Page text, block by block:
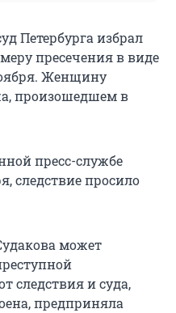
Петербурга избрал
пресечения в виде
Женщину
произошедшем в
пресс-службе
следствие просило
может
следствия и суда,
предприняла